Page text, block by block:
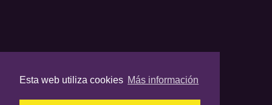
Esta web utiliza cookies Más información